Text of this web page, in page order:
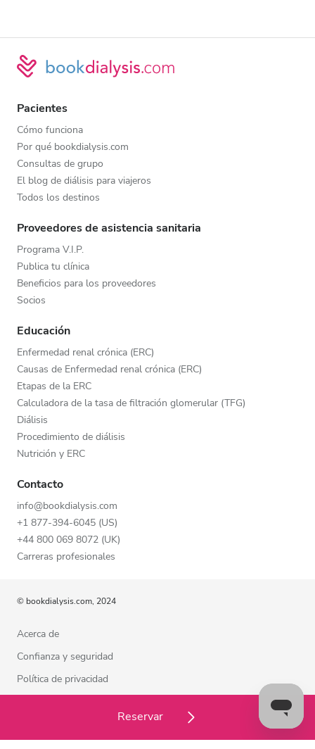
Reservar
Pacientes
Cómo funciona
Por qué bookdialysis.com
Consultas de grupo
El blog de diálisis para viajeros
Todos los destinos
Proveedores de asistencia sanitaria
Programa V.I.P.
Publica tu clínica
Beneficios para los proveedores
Socios
Educación
Enfermedad renal crónica (ERC)
Causas de Enfermedad renal crónica (ERC)
Etapas de la ERC
Calculadora de la tasa de filtración glomerular (TFG)
Diálisis
Procedimiento de diálisis
Nutrición y ERC
Contacto
info@bookdialysis.com
+1 877-394-6045 (US)
+44 800 069 8072 (UK)
Carreras profesionales
© bookdialysis.com, 2024
Acerca de
Confianza y seguridad
Política de privacidad